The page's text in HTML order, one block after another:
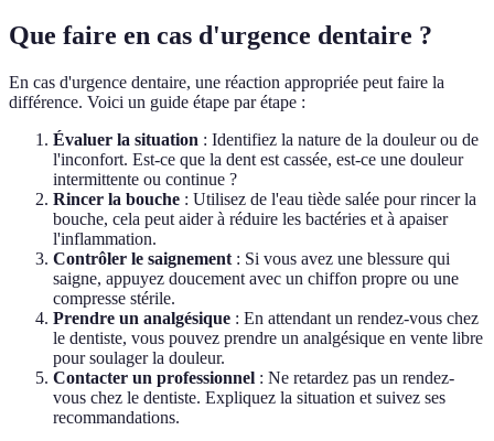
Que faire en cas d'urgence dentaire ?
En cas d'urgence dentaire, une réaction appropriée peut faire la
différence. Voici un guide étape par étape :
Évaluer la situation : Identifiez la nature de la douleur ou de
l'inconfort. Est-ce que la dent est cassée, est-ce une douleur
intermittente ou continue ?
Rincer la bouche : Utilisez de l'eau tiède salée pour rincer la
bouche, cela peut aider à réduire les bactéries et à apaiser
l'inflammation.
Contrôler le saignement : Si vous avez une blessure qui
saigne, appuyez doucement avec un chiffon propre ou une
compresse stérile.
Prendre un analgésique : En attendant un rendez-vous chez
le dentiste, vous pouvez prendre un analgésique en vente libre
pour soulager la douleur.
Contacter un professionnel : Ne retardez pas un rendez-
vous chez le dentiste. Expliquez la situation et suivez ses
recommandations.